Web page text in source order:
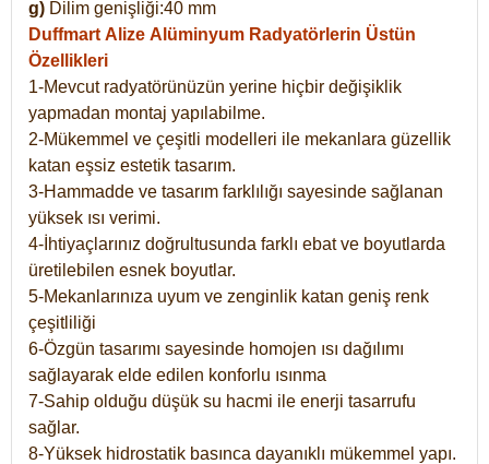
g) Dilim genişliği:40 mm
Duffmart Alize Alüminyum Radyatörlerin Üstün
Özellikleri
1-Mevcut radyatörünüzün yerine hiçbir değişiklik
yapmadan montaj yapılabilme.
2-Mükemmel ve çeşitli modelleri ile mekanlara güzellik
katan eşsiz estetik tasarım.
3-Hammadde ve tasarım farklılığı sayesinde sağlanan
yüksek ısı verimi.
4-İhtiyaçlarınız doğrultusunda farklı ebat ve boyutlarda
üretilebilen esnek boyutlar.
5-Mekanlarınıza uyum ve zenginlik katan geniş renk
çeşitliliği
6-Özgün tasarımı sayesinde homojen ısı dağılımı
sağlayarak elde edilen konforlu ısınma
7-Sahip olduğu düşük su hacmi ile enerji tasarrufu
sağlar.
8-Yüksek hidrostatik basınca dayanıklı mükemmel yapı.